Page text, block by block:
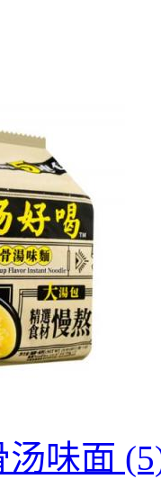
汤味面